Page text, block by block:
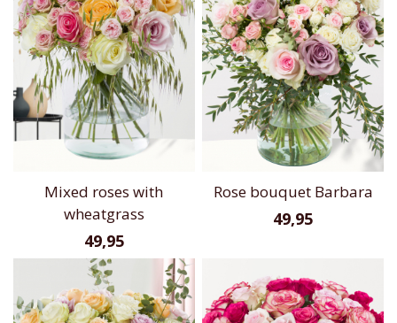
Mixed roses with
wheatgrass
49,95
Rose bouquet Barbara
49,95